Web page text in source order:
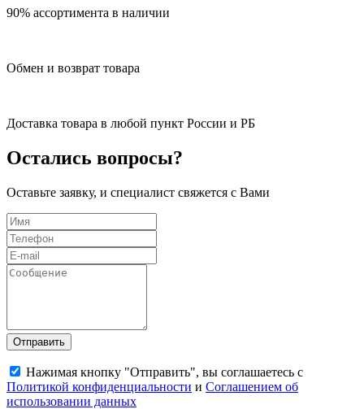
90% ассортимента в наличии
Обмен и возврат товара
Доставка товара в любой пункт России и РБ
Остались вопросы?
Оставьте заявку, и специалист свяжется с Вами
Отправить
Нажимая кнопку "Отправить", вы соглашаетесь с
Политикой конфиденциальности и Соглашением об
использовании данных